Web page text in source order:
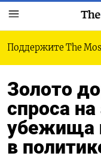
Поддержите The
Золото
спроса
убежища
в